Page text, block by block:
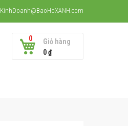
KinhDoanh@BaoHoXANH.com
Giỏ hàng
0
0 ₫